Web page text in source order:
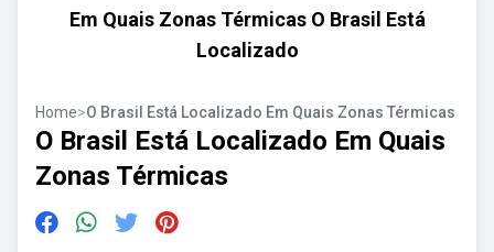
Em Quais Zonas Térmicas O Brasil Está
Localizado
Home>O Brasil Está Localizado Em Quais Zonas Térmicas
O Brasil Está Localizado Em Quais
Zonas Térmicas